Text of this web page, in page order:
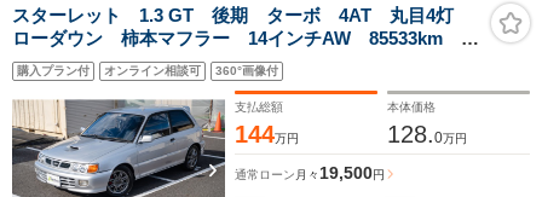
スターレット 1.3 GT 後期 ターボ 4AT 丸目4灯
ローダウン 柿本マフラー 14インチAW 85533km エ
アコン パワステ パワーウインドウ カロッツェリア
ナビ HKSターボタイマー ETC 前後純正タワーバー
購入プラン付 オンライン相談可 360°画像付
支払総額
144万円
本体価格
128.0万円
通常ローン 月々19,500円